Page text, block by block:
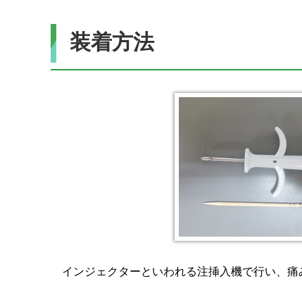
装着方法
インジェクターといわれる注挿入機で行い、